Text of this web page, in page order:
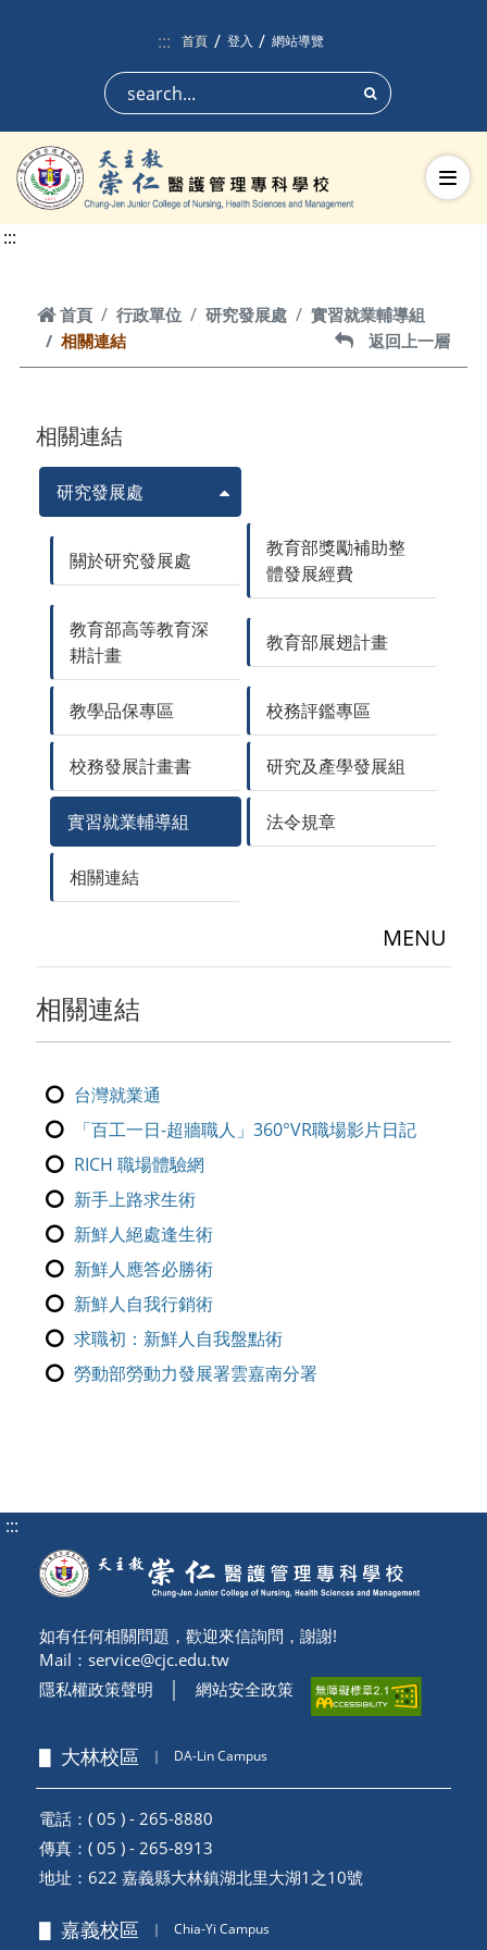
:::
首頁 登入 網站導覽
搜尋
切換
:::
首頁
首頁 行政單位 研究發展處
實習就業輔導組
相關連結
返回上一層
返回上一層
相關連結
研究發展處
關於研究發展處
教育部獎勵補助整
體發展經費
教育部高等教育深
耕計畫
教育部展翅計畫
教學品保專區 校務評鑑專區
校務發展計畫書 研究及產學發展組
實習就業輔導組 法令規章
相關連結
MENU
相關連結
台灣就業通
「百工一日-超牆職人」360°VR職場影片日記
RICH 職場體驗網
新手上路求生術
新鮮人絕處逢生術
新鮮人應答必勝術
新鮮人自我行銷術
求職初：新鮮人自我盤點術
勞動部勞動力發展署雲嘉南分署
:::
如有任何相關問題，歡迎來信詢問，謝謝!
Mail： service@cjc.edu.tw
隱私權政策聲明
網站安全政策
▋ 大林校區 ｜ DA-Lin Campus
電話：( 05 ) - 265-8880
傳真：( 05 ) - 265-8913
地址： 622 嘉義縣大林鎮湖北里大湖1之10號
▋ 嘉義校區 ｜ Chia-Yi Campus